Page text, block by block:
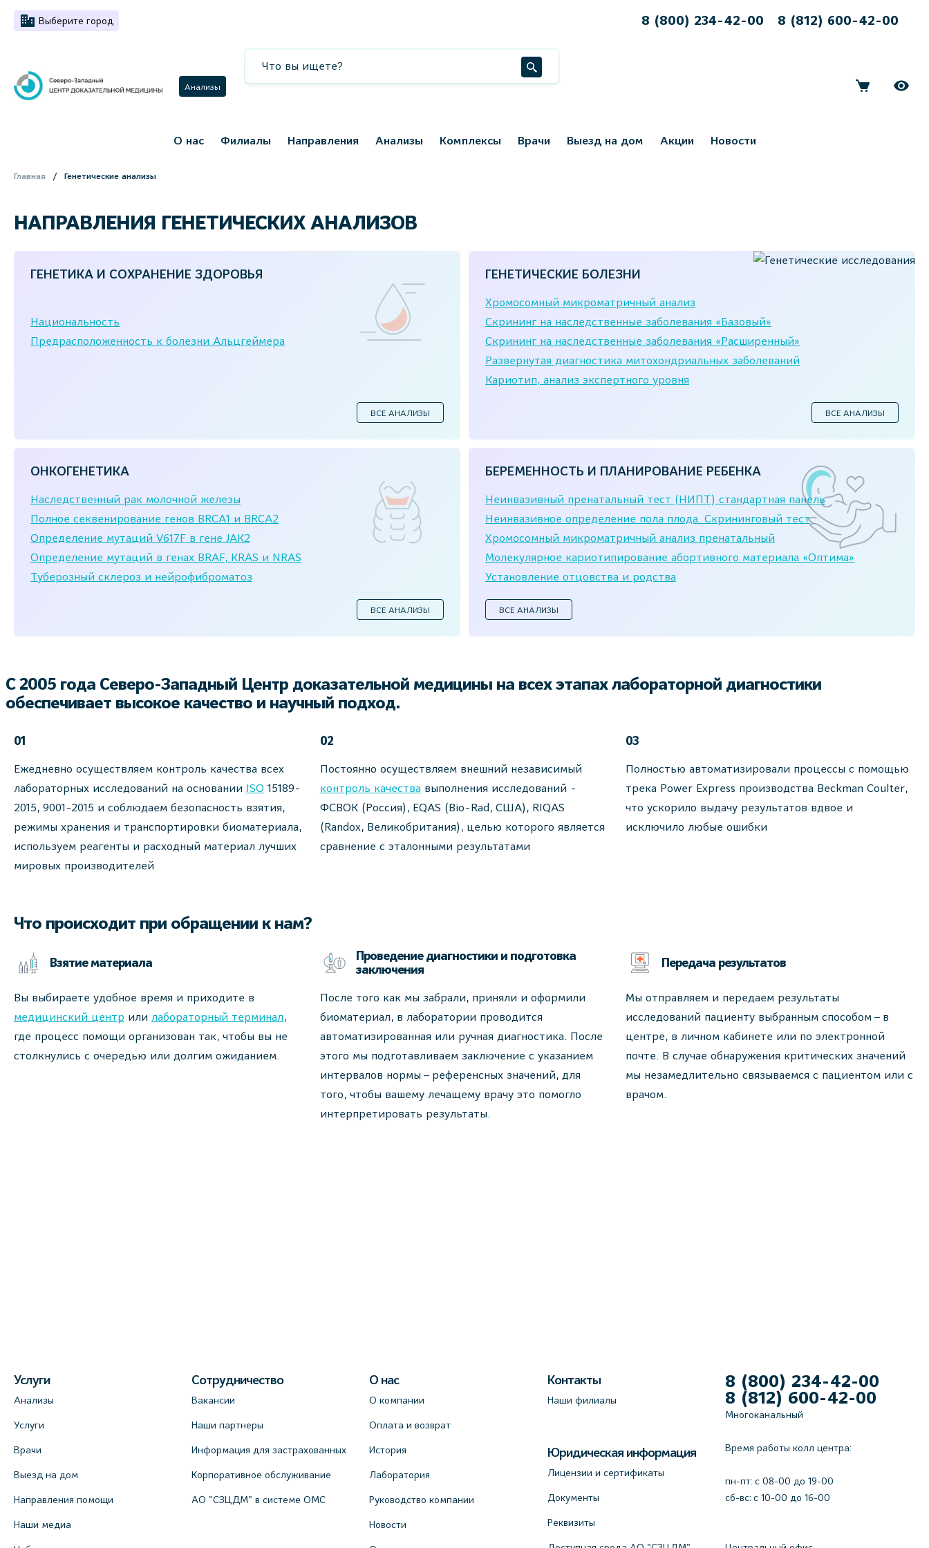
Выберите город 8 (800) 234-42-00 8 (812) 600-42-00
Анализы
О нас Филиалы Направления Анализы Комплексы Врачи Выезд на дом Акции Новости
Главная Генетические анализы
НАПРАВЛЕНИЯ ГЕНЕТИЧЕСКИХ АНАЛИЗОВ
ГЕНЕТИКА И СОХРАНЕНИЕ ЗДОРОВЬЯ
Национальность
Предрасположенность к болезни Альцгеймера
ВСЕ АНАЛИЗЫ
ГЕНЕТИЧЕСКИЕ БОЛЕЗНИ
Хромосомный микроматричный анализ
Скрининг на наследственные заболевания «Базовый»
Скрининг на наследственные заболевания «Расширенный»
Развернутая диагностика митохондриальных заболеваний
Кариотип, анализ экспертного уровня
ВСЕ АНАЛИЗЫ
ОНКОГЕНЕТИКА
Наследственный рак молочной железы
Полное секвенирование генов BRCA1 и BRCA2
Определение мутаций V617F в гене JAK2
Определение мутаций в генах BRAF, KRAS и NRAS
Туберозный склероз и нейрофиброматоз
ВСЕ АНАЛИЗЫ
БЕРЕМЕННОСТЬ И ПЛАНИРОВАНИЕ РЕБЕНКА
Неинвазивный пренатальный тест (НИПТ) стандартная панель
Неинвазивное определение пола плода. Скрининговый тест
Хромосомный микроматричный анализ пренатальный
Молекулярное кариотипирование абортивного материала «Оптима»
Установление отцовства и родства
ВСЕ АНАЛИЗЫ
С 2005 года Северо-Западный Центр доказательной медицины на всех этапах лабораторной диагностики
обеспечивает высокое качество и научный подход.
01
Ежедневно осуществляем контроль качества всех
лабораторных исследований на основании ISO 15189-
2015, 9001-2015 и соблюдаем безопасность взятия,
режимы хранения и транспортировки биоматериала,
используем реагенты и расходный материал лучших
мировых производителей
02
Постоянно осуществляем внешний независимый
контроль качества выполнения исследований -
ФСВОК (Россия), EQAS (Bio-Rad, США), RIQAS
(Randox, Великобритания), целью которого является
сравнение с эталонными результатами
03
Полностью автоматизировали процессы с помощью
трека Power Express производства Beckman Coulter,
что ускорило выдачу результатов вдвое и
исключило любые ошибки
Что происходит при обращении к нам?
Взятие материала
Вы выбираете удобное время и приходите в
медицинский центр или лабораторный терминал,
где процесс помощи организован так, чтобы вы не
столкнулись с очередью или долгим ожиданием.
Проведение диагностики и подготовка
заключения
После того как мы забрали, приняли и оформили
биоматериал, в лаборатории проводится
автоматизированная или ручная диагностика. После
этого мы подготавливаем заключение с указанием
интервалов нормы – референсных значений, для
того, чтобы вашему лечащему врачу это помогло
интерпретировать результаты.
Передача результатов
Мы отправляем и передаем результаты
исследований пациенту выбранным способом – в
центре, в личном кабинете или по электронной
почте. В случае обнаружения критических значений
мы незамедлительно связываемся с пациентом или с
врачом.
Услуги
Анализы
Услуги
Врачи
Выезд на дом
Направления помощи
Наши медиа
Сотрудничество
Вакансии
Наши партнеры
Информация для застрахованных
Корпоративное обслуживание
АО "СЗЦДМ" в системе ОМС
О нас
О компании
Оплата и возврат
История
Лаборатория
Руководство компании
Новости
Контакты
Наши филиалы
Юридическая информация
Лицензии и сертификаты
Документы
Реквизиты
8 (800) 234-42-00
8 (812) 600-42-00
Многоканальный
Время работы колл центра:
пн-пт: c 08-00 до 19-00
сб-вс: с 10-00 до 16-00